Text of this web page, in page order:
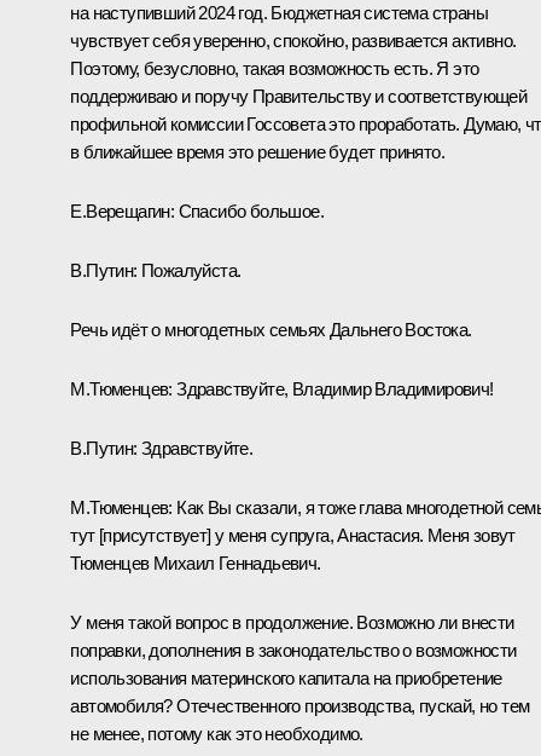
на наступивший 2024 год. Бюджетная система страны
чувствует себя уверенно, спокойно, развивается активно.
Поэтому, безусловно, такая возможность есть. Я это
поддерживаю и поручу Правительству и соответствующей
профильной комиссии Госсовета это проработать. Думаю,
в ближайшее время это решение будет принято.
Е.Верещагин: Спасибо большое.
В.Путин: Пожалуйста.
Речь идёт о многодетных семьях Дальнего Востока.
М.Тюменцев: Здравствуйте, Владимир Владимирович!
В.Путин: Здравствуйте.
М.Тюменцев: Как Вы сказали, я тоже глава многодетной
тут [присутствует] у меня супруга, Анастасия. Меня зовут
Тюменцев Михаил Геннадьевич.
У меня такой вопрос в продолжение. Возможно ли внести
поправки, дополнения в законодательство о возможности
использования материнского капитала на приобретение
автомобиля? Отечественного производства, пускай, но тем
не менее, потому как это необходимо.